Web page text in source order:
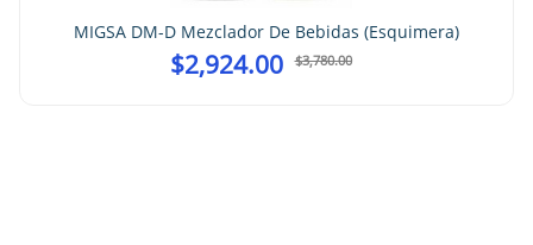
MIGSA DM-D Mezclador De Bebidas (Esquimera)
$3,780.00
$2,924.00